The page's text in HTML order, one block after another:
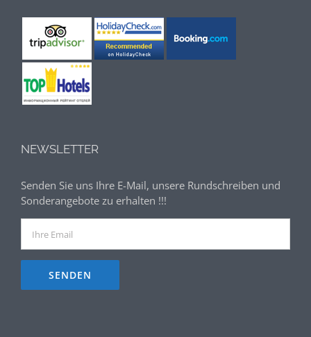
NEWSLETTER
Senden Sie uns Ihre E-Mail, unsere Rundschreiben und
Sonderangebote zu erhalten !!!